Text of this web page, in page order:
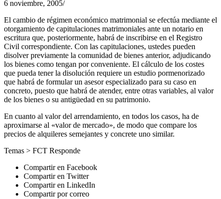
6 noviembre, 2005/
El cambio de régimen económico matrimonial se efectúa mediante el
otorgamiento de capitulaciones matrimoniales ante un notario en
escritura que, posteriormente, habrá de inscribirse en el Registro
Civil correspondiente. Con las capitulaciones, ustedes pueden
disolver previamente la comunidad de bienes anterior, adjudicando
los bienes como tengan por conveniente. El cálculo de los costes
que pueda tener la disolución requiere un estudio pormenorizado
que habrá de formular un asesor especializado para su caso en
concreto, puesto que habrá de atender, entre otras variables, al valor
de los bienes o su antigüedad en su patrimonio.
En cuanto al valor del arrendamiento, en todos los casos, ha de
aproximarse al «valor de mercado», de modo que compare los
precios de alquileres semejantes y concrete uno similar.
Temas > FCT Responde
Compartir en Facebook
Compartir en Twitter
Compartir en LinkedIn
Compartir por correo